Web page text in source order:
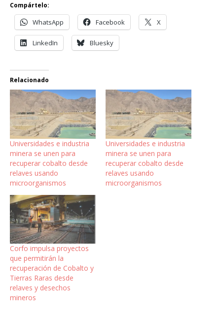
Compártelo:
WhatsApp Facebook X
LinkedIn Bluesky
Relacionado
Universidades e industria
minera se unen para
recuperar cobalto desde
relaves usando
microorganismos
Universidades e industria
minera se unen para
recuperar cobalto desde
relaves usando
microorganismos
Corfo impulsa proyectos
que permitirán la
recuperación de Cobalto y
Tierras Raras desde
relaves y desechos
mineros